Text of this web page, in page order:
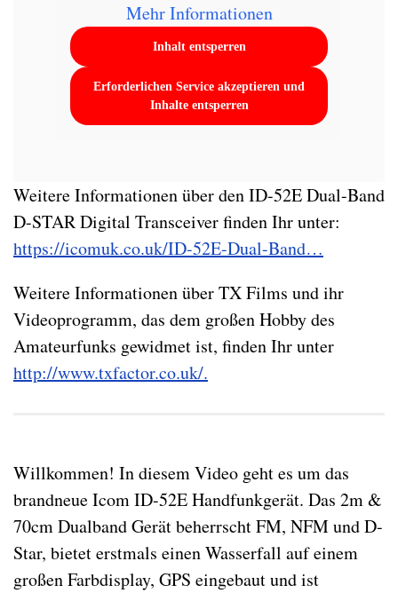
Mehr Informationen
Inhalt entsperren
Erforderlichen Service akzeptieren und
Inhalte entsperren
Weitere Informationen über den ID-52E Dual-Band
D-STAR Digital Transceiver finden Ihr unter:
https://icomuk.co.uk/ID-52E-Dual-Band…
Weitere Informationen über TX Films und ihr
Videoprogramm, das dem großen Hobby des
Amateurfunks gewidmet ist, finden Ihr unter
http://www.txfactor.co.uk/.
Willkommen! In diesem Video geht es um das
brandneue Icom ID-52E Handfunkgerät. Das 2m &
70cm Dualband Gerät beherrscht FM, NFM und D-
Star, bietet erstmals einen Wasserfall auf einem
großen Farbdisplay, GPS eingebaut und ist